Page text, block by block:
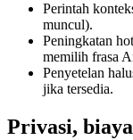
Perintah
muncul).
Peningkatan
memilih frasa
Penyetelan
jika tersedia.
Privasi,